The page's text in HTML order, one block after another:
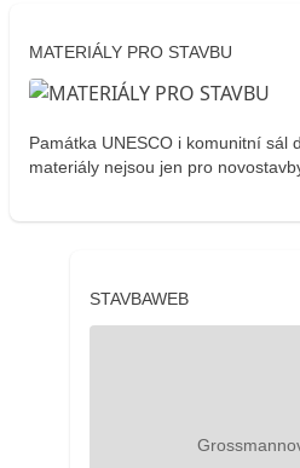
MATERIÁLY PRO STAVBU
Památka UNESCO i komunitní sál
materiály nejsou jen pro
STAVBAWEB